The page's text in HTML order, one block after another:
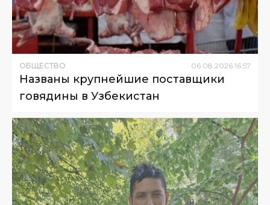
ОБЩЕСТВО 06.08.2026 16:57
Названы крупнейшие поставщики
говядины в Узбекистан